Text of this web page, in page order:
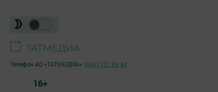
Телефон АО «ТАТМЕДИА»: (843) 222 09 84
16+